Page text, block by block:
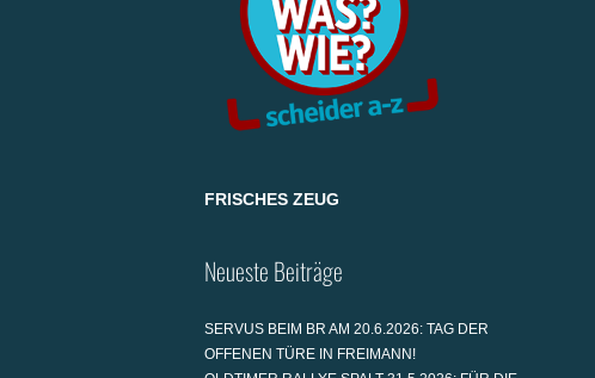
FRISCHES ZEUG
Neueste Beiträge
SERVUS BEIM BR AM 20.6.2026: TAG DER
OFFENEN TÜRE IN FREIMANN!